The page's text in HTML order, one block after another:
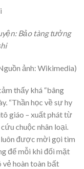
Bảo tàng tưởng
ảnh: Wikimedia)
thấy khá “bâng
“Thần học về sự hy
giáo – xuất phát từ
chuộc nhân loại.
luôn được mời gọi tìm
đế mỗi khi đối mặt
vẻ hoàn toàn bất